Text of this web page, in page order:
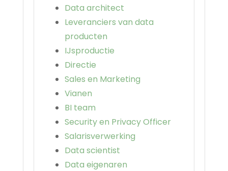
Data architect
Leveranciers van data
producten
IJsproductie
Directie
Sales en Marketing
Vianen
BI team
Security en Privacy Officer
Salarisverwerking
Data scientist
Data eigenaren